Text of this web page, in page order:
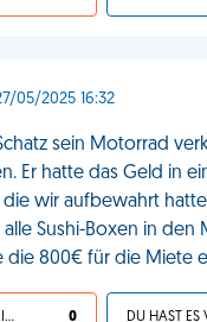
05/2025 16:32
sein Motorrad
Er hatte das Geld in
die wir aufbewahrt
alle Sushi-Boxen in den
die 800€ für die Miete
ICH STIMME ZU, DEIN LEBEN IST SCHEISSE 0